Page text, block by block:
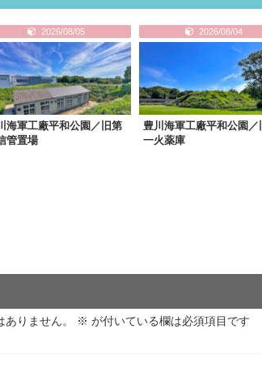
2026/08/05
海軍工廠平和公園／旧第
管置場
2026/08/04
豊川海軍工廠平和公園／
一火薬庫
りません。 ※ が付いている欄は必須項目です